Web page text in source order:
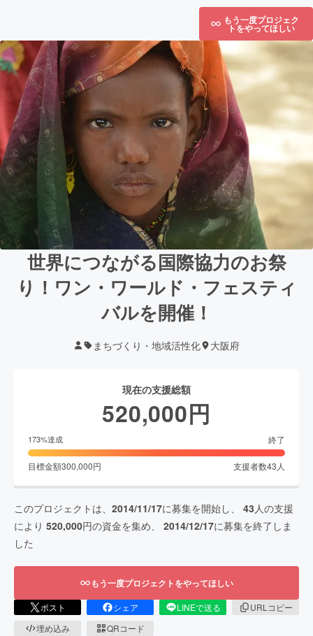
もう一度プロジェク
トをやってほしい
世界につながる国際協力のお祭
り！ワン・ワールド・フェスティ
バルを開催！
まちづくり・地域活性化 大阪府
現在の支援総額
520,000円
173%達成 終了
目標金額300,000円 支援者数43 人
このプロジェクトは、 2014/11/17に募集を開始し、 43 人の支援
により 520,000円の資金を集め、 2014/12/17に募集を終了しま
した
もう一度プロジェクトをやってほしい
ポスト シェア LINEで送る
URLコピー
埋め込み
QRコード